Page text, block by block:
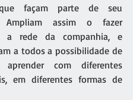
façam parte de seu
Ampliam assim o fazer
a rede da companhia, e
a todos a possibilidade de
com diferentes
em diferentes formas de